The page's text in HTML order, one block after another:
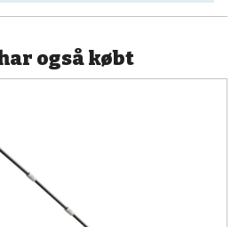
også købt